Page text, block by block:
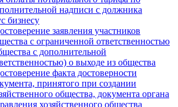
надписи с должника
бизнесу
заявления участников
с ограниченной ответственностью
с дополнительной
о выходе из общества
факта достоверности
принятого при создании
общества, документа органа
хозяйственного общества